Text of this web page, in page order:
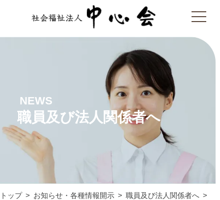
NEWS
職員及び法人関係者へ
トップ お知らせ・各種情報開示
職員及び法人関係者へ